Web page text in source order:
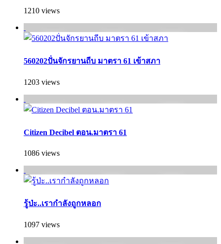
1210 views
560202ปั่นจักรยานถีบ มาตรา 61 เข้าสภา
1203 views
Citizen Decibel ตอน.มาตรา 61
1086 views
รู้ป่ะ..เรากำลังถูกหลอก
1097 views